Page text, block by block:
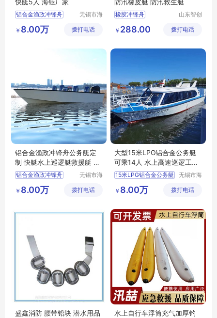
快艇5人 海钰厂家
铝合金渔政冲锋舟
无锡市海
技有限公
￥ 8.00万 拨打电话
防汛橡皮艇 防汛救生艇
橡胶冲锋舟
防汛橡皮艇
山东智创
有限公司
￥ 288.00 拨打电话
铝合金渔政冲锋舟公务艇定
制 快艇水上巡逻艇救援艇 海
钰
铝合金渔政冲锋舟
无锡市海
技有限公
￥ 8.00万 拨打电话
大型15米LPG铝合金公务艇
可乘14人 水上高速巡逻工作
艇海钰船舶
15米LPG铝合金公务艇
无锡市海
技有限公
￥ 8.00万 拨打电话
盛鑫消防 腰带铅块 潜水用品
水上自行车浮筒充气加厚钓